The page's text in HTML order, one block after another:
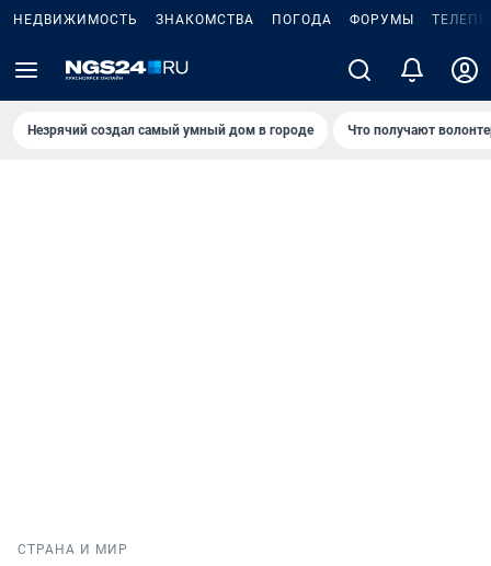
НЕДВИЖИМОСТЬ ЗНАКОМСТВА ПОГОДА ФОРУМЫ
Незрячий создал самый умный дом в городе Что получают
СТРАНА И МИР